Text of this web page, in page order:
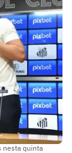
nesta quinta